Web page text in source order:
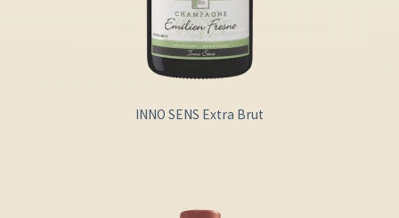
INNO SENS Extra Brut